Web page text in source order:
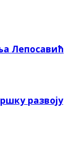
Лепосавић
развоју